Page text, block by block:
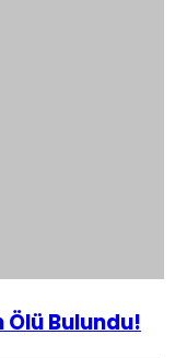
Bulundu!